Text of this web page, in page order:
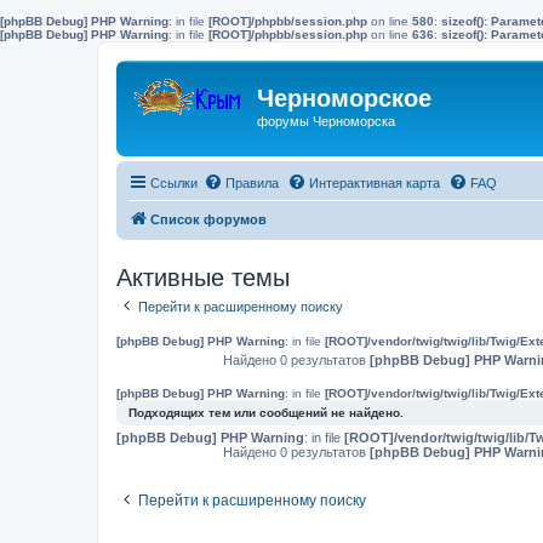
[phpBB Debug] PHP Warning: in file [ROOT]/phpbb/session.php on line 580: sizeof():
[phpBB Debug] PHP Warning: in file [ROOT]/phpbb/session.php on line 636: sizeof():
Черноморское
форумы Черноморска
Ссылки Правила Интерактивная карта FAQ
Список форумов
Активные темы
Перейти к расширенному поиску
[phpBB Debug] PHP Warning: in file [ROOT]/vendor/twig/twig/lib/Twig/
Найдено 0 результатов [phpBB Debug] PHP
[phpBB Debug] PHP Warning: in file [ROOT]/vendor/twig/twig/lib/Twig/
Подходящих тем или сообщений не найдено.
[phpBB Debug] PHP Warning: in file [ROOT]/vendor/twig/twig/lib/
Найдено 0 результатов [phpBB Debug] PHP
Перейти к расширенному поиску